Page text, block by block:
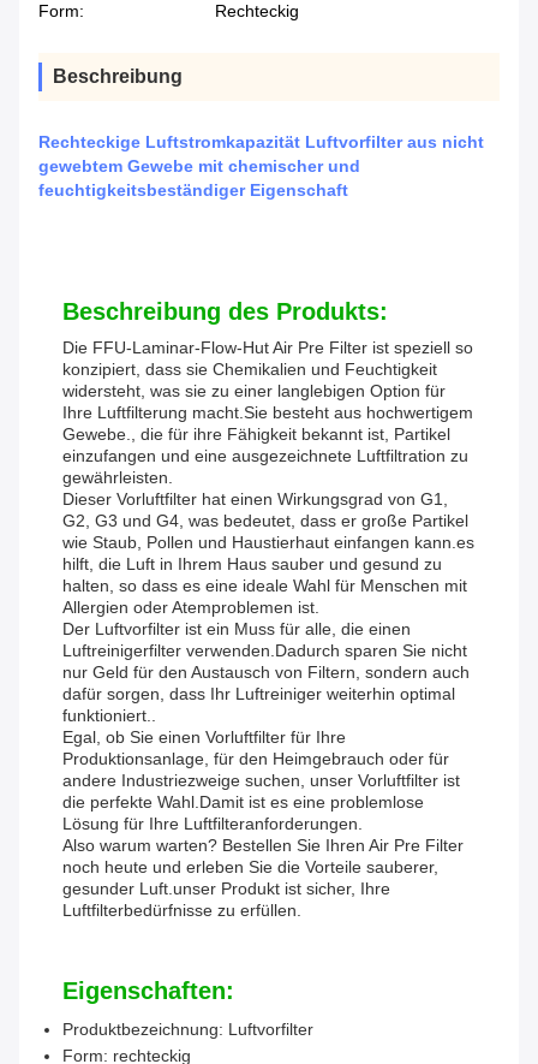
Form:
Rechteckig
Beschreibung
Rechteckige Luftstromkapazität Luftvorfilter aus nicht
gewebtem Gewebe mit chemischer und
feuchtigkeitsbeständiger Eigenschaft
Beschreibung des Produkts:
Die FFU-Laminar-Flow-Hut Air Pre Filter ist speziell so
konzipiert, dass sie Chemikalien und Feuchtigkeit
widersteht, was sie zu einer langlebigen Option für
Ihre Luftfilterung macht.Sie besteht aus hochwertigem
Gewebe., die für ihre Fähigkeit bekannt ist, Partikel
einzufangen und eine ausgezeichnete Luftfiltration zu
gewährleisten.
Dieser Vorluftfilter hat einen Wirkungsgrad von G1,
G2, G3 und G4, was bedeutet, dass er große Partikel
wie Staub, Pollen und Haustierhaut einfangen kann.es
hilft, die Luft in Ihrem Haus sauber und gesund zu
halten, so dass es eine ideale Wahl für Menschen mit
Allergien oder Atemproblemen ist.
Der Luftvorfilter ist ein Muss für alle, die einen
Luftreinigerfilter verwenden.Dadurch sparen Sie nicht
nur Geld für den Austausch von Filtern, sondern auch
dafür sorgen, dass Ihr Luftreiniger weiterhin optimal
funktioniert..
Egal, ob Sie einen Vorluftfilter für Ihre
Produktionsanlage, für den Heimgebrauch oder für
andere Industriezweige suchen, unser Vorluftfilter ist
die perfekte Wahl.Damit ist es eine problemlose
Lösung für Ihre Luftfilteranforderungen.
Also warum warten? Bestellen Sie Ihren Air Pre Filter
noch heute und erleben Sie die Vorteile sauberer,
gesunder Luft.unser Produkt ist sicher, Ihre
Luftfilterbedürfnisse zu erfüllen.
Eigenschaften:
Produktbezeichnung: Luftvorfilter
Form: rechteckig